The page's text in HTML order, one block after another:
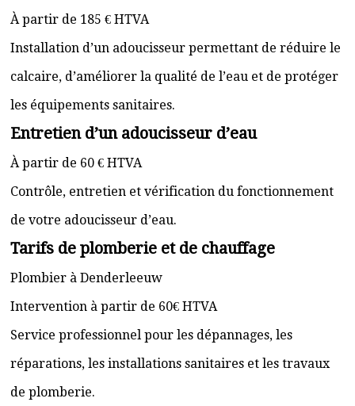
À partir de 185 € HTVA
Installation d’un adoucisseur permettant de réduire le
calcaire, d’améliorer la qualité de l’eau et de protéger
les équipements sanitaires.
Entretien d’un adoucisseur d’eau
À partir de 60 € HTVA
Contrôle, entretien et vérification du fonctionnement
de votre adoucisseur d’eau.
Tarifs de plomberie et de chauffage
Plombier à Denderleeuw
Intervention à partir de 60€ HTVA
Service professionnel pour les dépannages, les
réparations, les installations sanitaires et les travaux
de plomberie.